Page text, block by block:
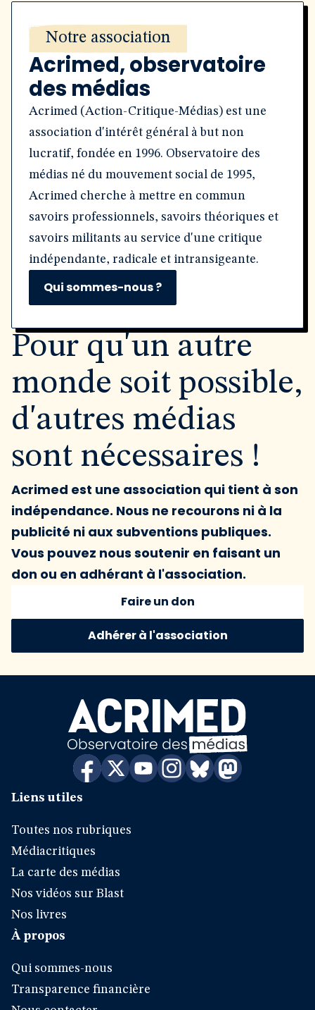
Notre association
Acrimed, observatoire
des médias
Acrimed (Action-Critique-Médias) est une
association d'intérêt général à but non
lucratif, fondée en 1996. Observatoire des
médias né du mouvement social de 1995,
Acrimed cherche à mettre en commun
savoirs professionnels, savoirs théoriques et
savoirs militants au service d'une critique
indépendante, radicale et intransigeante.
Qui sommes-nous ?
Pour qu'un autre
monde soit possible,
d'autres médias
sont nécessaires !
Acrimed est une association qui tient à son
indépendance. Nous ne recourons ni à la
publicité ni aux subventions publiques.
Vous pouvez nous soutenir en faisant un
don ou en adhérant à l'association.
Faire un don
Adhérer à l'association
Liens utiles
Toutes nos rubriques
Médiacritiques
La carte des médias
Nos vidéos sur Blast
Nos livres
À propos
Qui sommes-nous
Transparence financière